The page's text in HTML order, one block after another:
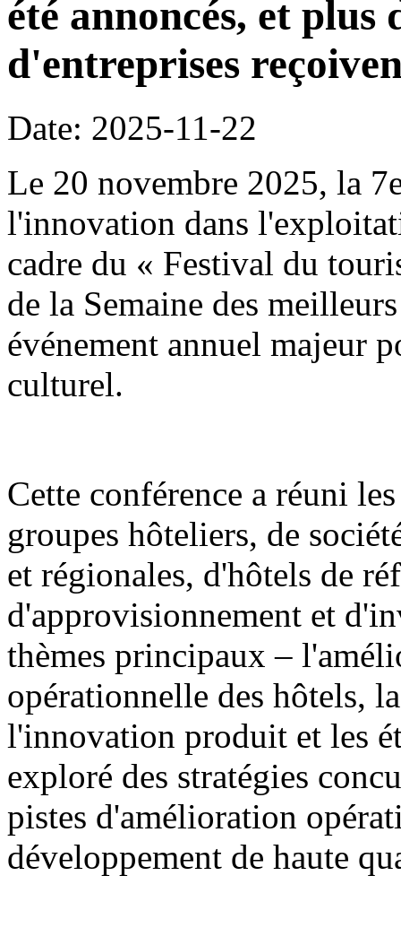
été annoncés, et
d'entreprises
Date: 2025-11-22
Le 20 novembre 2025, la
l'innovation dans
cadre du « Festival du
de la Semaine des
événement annuel majeur
culturel.
Cette conférence a réuni
groupes hôteliers, de
et régionales, d'hôtels de
d'approvisionnement et
thèmes principaux –
opérationnelle des hôtels,
l'innovation produit et les
exploré des stratégies
pistes d'amélioration
développement de haute